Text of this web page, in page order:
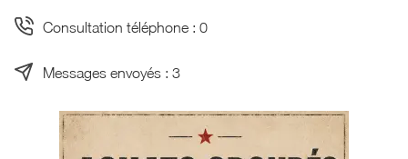
Consultation téléphone : 0
Messages envoyés : 3